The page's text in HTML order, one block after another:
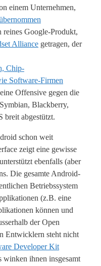
einem Unternehmen,
Google-Produkt,
Alliance getragen, der
Chip-
Software-Firmen
Offensive gegen die
Blackberry,
breit abgestützt.
schon weit
zeigt eine gewisse
ebenfalls (aber
Die gesamte Android-
Betriebssystem
(z.B. eine
können und
der Open
Entwicklern steht nicht
Developer Kit
winken ihnen insgesamt